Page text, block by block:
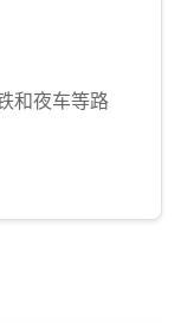
和夜车等路